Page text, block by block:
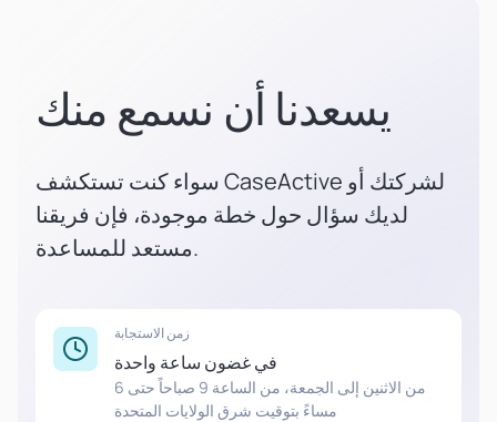
يسعدنا أن نسمع منك
سواء كنت تستكشف CaseActive لشركتك أو
لديك سؤال حول خطة موجودة، فإن فريقنا
مستعد للمساعدة.
زمن الاستجابة
في غضون ساعة واحدة
من الاثنين إلى الجمعة، من الساعة 9 صباحاً حتى 6
مساءً بتوقيت شرق الولايات المتحدة